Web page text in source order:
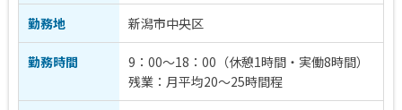
勤務地 新潟市中央区
勤務時間
9：00～18：00（休憩1時間・実働8時間）
残業：月平均20～25時間程